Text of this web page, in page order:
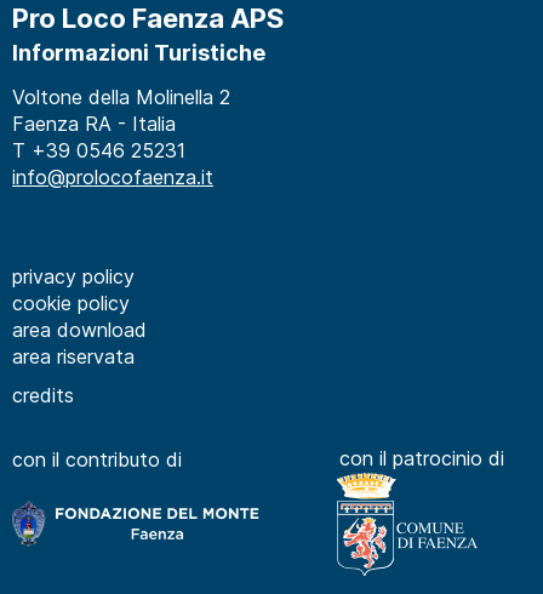
Pro Loco Faenza APS
Informazioni Turistiche
Voltone della Molinella 2
Faenza RA - Italia
T +39 0546 25231
info@prolocofaenza.it
privacy policy
cookie policy
area download
area riservata
credits
con il patrocinio di
con il contributo di